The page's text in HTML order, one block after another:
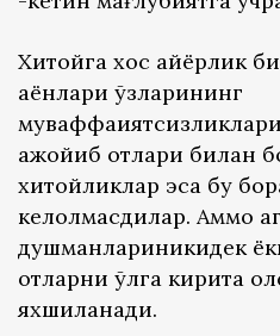
Хитойга хос айёрлик
аёнлари ўзларининг
ажойиб отлари билан
хитойликлар эса бу
келолмасдилар. Аммо
душманлариникидек
отларни қўлга кирита
яхшиланади.